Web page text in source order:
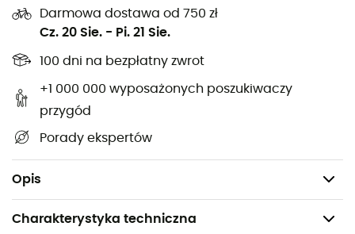
Darmowa dostawa od 750 zł
Cz. 20 Sie. - Pi. 21 Sie.
100 dni na bezpłatny zwrot
+1 000 000 wyposażonych poszukiwaczy
przygód
Porady ekspertów
Opis
wkładką EPS
Daszek P.O.V
Utrzymanie potyliczne: Roc Loc®
Wentylacja Wind Tunnel z wewnętrznymi kanałami
Antybakteryjna wyściółka CoolFit
Waga: 295 g
Charakterystyka techniczna